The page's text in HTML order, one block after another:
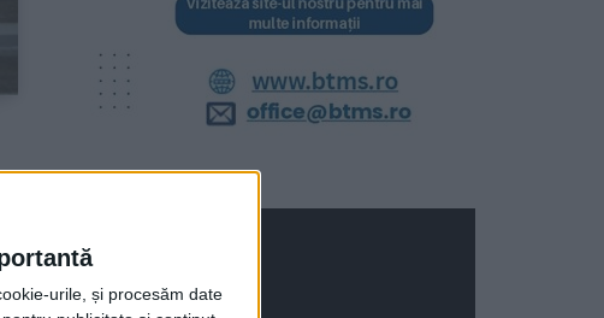
urile, și procesăm date